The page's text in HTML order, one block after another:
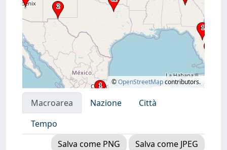
©OpenStreetMapcontributors.
Macroarea Nazione
Città
Tempo
Salva come PNG
Salva come JPEG